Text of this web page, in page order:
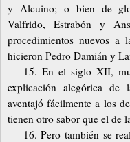
y Alcuino; o bien de
Valfrido, Estrabón y
procedimientos nuevos a
hicieron Pedro Damián y
15. En el siglo XII,
explicación alegórica de
aventajó fácilmente a los
tienen otro sabor que el de
16. Pero también se